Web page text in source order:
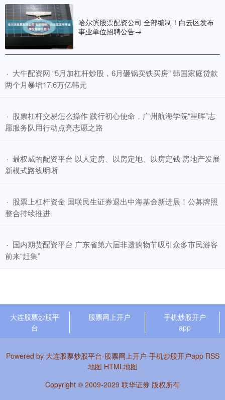
哈尔滨股票配资公司 全部编制！白云区发布
事业单位招聘公告→
· ​大牛配资网 “5月加杠杆炒股，6月砸锅卖铁买房” 韩国家庭贷款
两个月暴增17.6万亿韩元
· ​股票杠杆交易怎么操作 践行初心使命，广州航海学院“星晖”志
愿服务队用行动点亮志愿之路
· ​最权威的配资平台 以人定房、以房定地、以房定钱 房地产发展
新模式路线明晰
· ​股票上杠杆资金 国联民生证券退出中海基金新进展！公募牌照
整合持续推进
· ​国内期货配资平台 广东省第六届非遗购物节吸引众多市民游客
前来“赶集”
大连股票炒股平
台
股票网上开户
手机炒股开户
app
Powered by 大连股票炒股平台-股票网上开户-手机炒股开户app RSS
地图 HTML地图
Copyright © 2009-2029 联华证券 版权所有